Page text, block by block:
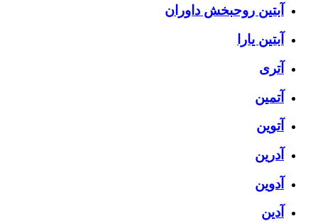
آبتین روحبخش داوران
آبتین یارا
آتری
آتمین
آتوین
آدرین
آدوین
آدین